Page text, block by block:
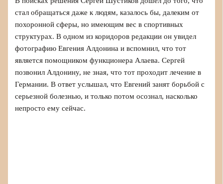
стал обращаться даже к людям, казалось бы, далеким от
похоронной сферы, но имеющим вес в спортивных
структурах. В одном из коридоров редакции он увидел
фотографию Евгения Алдонина и вспомнил, что тот
является помощником функционера Алаева. Сергей
позвонил Алдонину, не зная, что тот проходит лечение в
Германии. В ответ услышал, что Евгений занят борьбой с
серьезной болезнью, и только потом осознал, насколько
непросто ему сейчас.